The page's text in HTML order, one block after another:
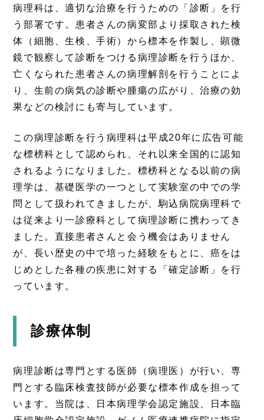
病理科は、適切な治療を行うための「診断」を行
う部署です。患者さんの病変部より採取された検
体（細胞、生検、手術）から標本を作製し、顕微
鏡で観察して診断をつける病理診断を行うほか、
亡くなられた患者さんの病理解剖を行うことによ
り、生前の病気の診断や腫瘍の広がり、治療の効
果などの検討にも寄与しています。
この病理診断を行う病理科は平成20年に広告可能
な標榜科として認められ、それ以来全国的に認知
されるようになりました。標榜科となる以前の病
理学は、基礎医学の一つとして実験室の中での学
問として扱われてきましたが、駒込病院病理科で
は従来より一診療科として病理診断に携わってき
ました。直接患者さんと会う機会はありません
が、長い歴史の中で培った経験をもとに、癌をは
じめとした各種の疾患に対する「確定診断」を行
っています。
診療体制
病理診断は専門とする医師（病理医）が行い、専
門とする臨床検査技師が必要な標本作成を担って
います。当院は、日本病理学会認定施設、日本臨